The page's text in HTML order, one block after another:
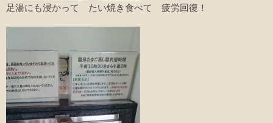
足湯にも浸かって たい焼き食べて 疲労回復！